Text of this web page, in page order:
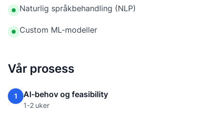
Naturlig språkbehandling (NLP)
Custom ML-modeller
Vår prosess
1 AI-behov og feasibility
1-2 uker